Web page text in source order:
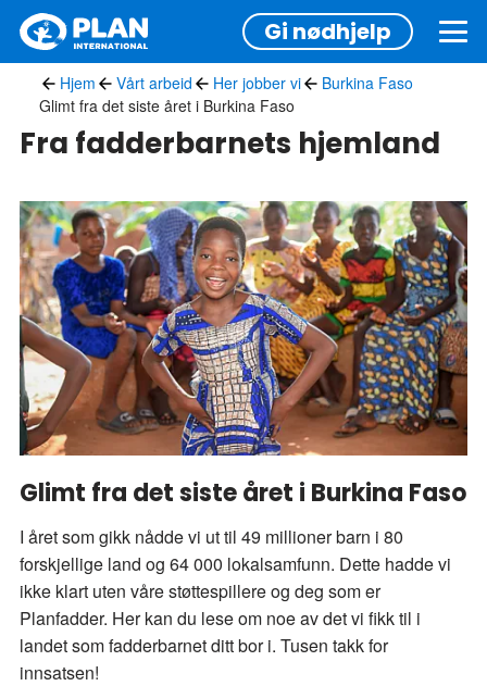
Hopp
hovedinnhold
Gi nødhjelp
Hjem Vårt arbeid Her jobber vi
Burkina Faso
Glimt fra det siste året i Burkina Faso
Fra fadderbarnets hjemland
Glimt fra det siste året i Burkina Faso
I året som gikk nådde vi ut til 49 millioner barn i 80
forskjellige land og 64 000 lokalsamfunn. Dette hadde vi
ikke klart uten våre støttespillere og deg som er
Planfadder. Her kan du lese om noe av det vi fikk til i
landet som fadderbarnet ditt bor i. Tusen takk for
innsatsen!